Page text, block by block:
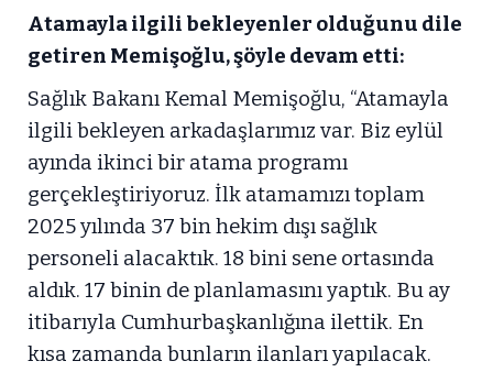
Atamayla ilgili bekleyenler olduğunu dile
getiren Memişoğlu, şöyle devam etti:
Sağlık Bakanı Kemal Memişoğlu, “Atamayla
ilgili bekleyen arkadaşlarımız var. Biz eylül
ayında ikinci bir atama programı
gerçekleştiriyoruz. İlk atamamızı toplam
2025 yılında 37 bin hekim dışı sağlık
personeli alacaktık. 18 bini sene ortasında
aldık. 17 binin de planlamasını yaptık. Bu ay
itibarıyla Cumhurbaşkanlığına ilettik. En
kısa zamanda bunların ilanları yapılacak.